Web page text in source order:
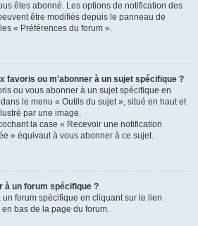
êtes abonné. Les options de notification des
être modifiés depuis le panneau de
« Préférences du forum ».
favoris ou m’abonner à un sujet spécifique ?
ou vous abonner à un sujet spécifique en
le menu « Outils du sujet », situé en haut et
par une image.
la case « Recevoir une notification
» équivaut à vous abonner à ce sujet.
à un forum spécifique ?
forum spécifique en cliquant sur le lien
bas de la page du forum.